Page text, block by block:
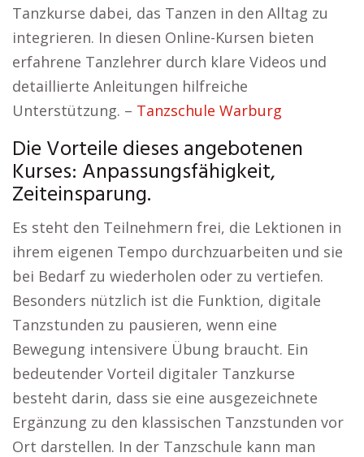
Tanzkurse dabei, das Tanzen in den Alltag zu
integrieren. In diesen Online-Kursen bieten
erfahrene Tanzlehrer durch klare Videos und
detaillierte Anleitungen hilfreiche
Unterstützung. – Tanzschule Warburg
Die Vorteile dieses angebotenen
Kurses: Anpassungsfähigkeit,
Zeiteinsparung.
Es steht den Teilnehmern frei, die Lektionen in
ihrem eigenen Tempo durchzuarbeiten und sie
bei Bedarf zu wiederholen oder zu vertiefen.
Besonders nützlich ist die Funktion, digitale
Tanzstunden zu pausieren, wenn eine
Bewegung intensivere Übung braucht. Ein
bedeutender Vorteil digitaler Tanzkurse
besteht darin, dass sie eine ausgezeichnete
Ergänzung zu den klassischen Tanzstunden vor
Ort darstellen. In der Tanzschule kann man